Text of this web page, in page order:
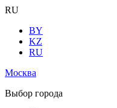
RU
BY
KZ
RU
Москва
Выбор города